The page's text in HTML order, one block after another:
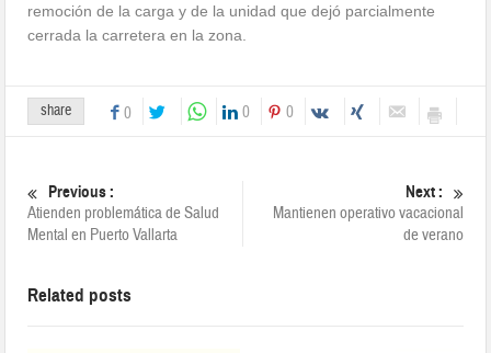
remoción de la carga y de la unidad que dejó parcialmente
cerrada la carretera en la zona.
share 0 0 0
Previous :
Atienden problemática de Salud
Mental en Puerto Vallarta
Next :
Mantienen operativo vacacional
de verano
Related posts